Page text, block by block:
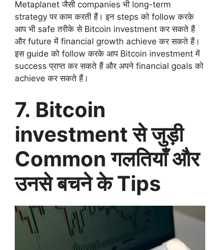
Metaplanet जैसी companies भी long-term
strategy पर काम करती हैं। इन steps को follow करके
आप भी safe तरीके से Bitcoin investment कर सकते हैं
और future में financial growth achieve कर सकते हैं।
इस guide को follow करके आप Bitcoin investment में
success प्राप्त कर सकते हैं और अपने financial goals को
achieve कर सकते हैं।
7. Bitcoin
investment से जुड़ी
Common गलतियाँ और
उनसे बचने के Tips